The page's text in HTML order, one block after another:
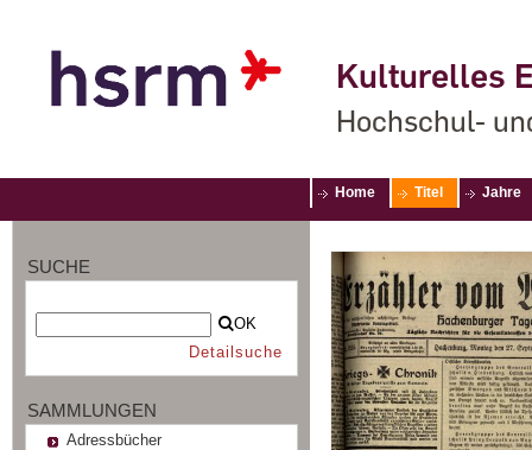
Kulturelles
Hochschul-
Home Titel Jahre
SUCHE
OK
Detailsuche
SAMMLUNGEN
Adressbücher